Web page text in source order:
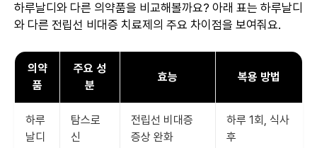
하루날디와 다른 의약품을 비교해볼까요? 아래 표는 하루날디
와 다른 전립선 비대증 치료제의 주요 차이점을 보여줘요.
의약
품
주요 성
분
효능 복용 방법
하루
날디
탐스로
신
전립선 비대증
증상 완화
하루 1회, 식사
후